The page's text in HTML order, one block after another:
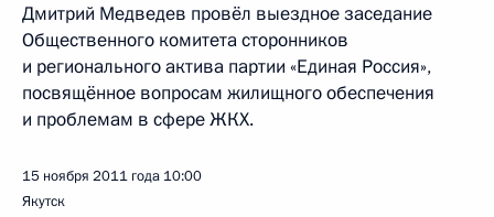
Дмитрий Медведев провёл выездное заседание
Общественного комитета сторонников
и регионального актива партии «Единая Россия»,
посвящённое вопросам жилищного обеспечения
и проблемам в сфере ЖКХ.
15 ноября 2011 года 10:00
Якутск